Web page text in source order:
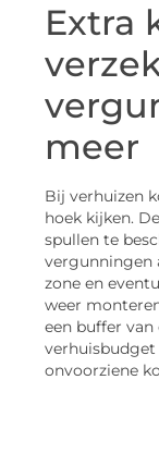
Extra
meer
Bij verhuizen
hoek kijken.
spullen te
vergunningen
zone en
weer
een buffer van
verhuisbudget
onvoorziene